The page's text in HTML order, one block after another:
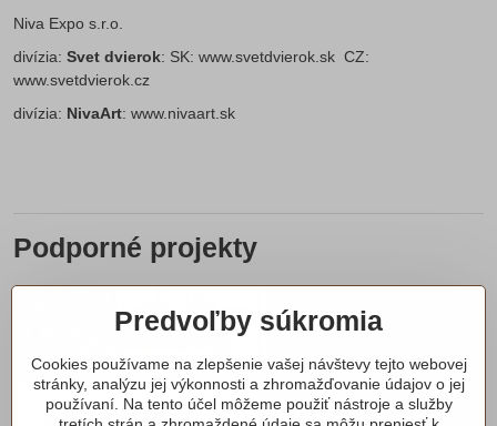
Niva Expo s.r.o.
divízia: Svet dvierok: SK: www.svetdvierok.sk CZ:
www.svetdvierok.cz
divízia: NivaArt: www.nivaart.sk
Podporné projekty
Predvoľby súkromia
Cookies používame na zlepšenie vašej návštevy tejto webovej
stránky, analýzu jej výkonnosti a zhromažďovanie údajov o jej
používaní. Na tento účel môžeme použiť nástroje a služby